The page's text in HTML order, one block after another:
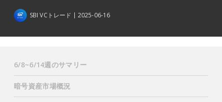
SBI VCトレード 2025-06-16
6/8~6/14週のサマリー
暗号資産市場概況